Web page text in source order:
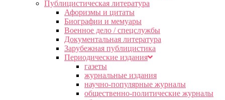
Публицистическая литература
Афоризмы и цитаты
Биографии и мемуары
Военное дело / спецслужбы
Документальная литература
Зарубежная публицистика
Периодические издания
газеты
журнальные издания
научно-популярные журналы
общественно-политические журналы